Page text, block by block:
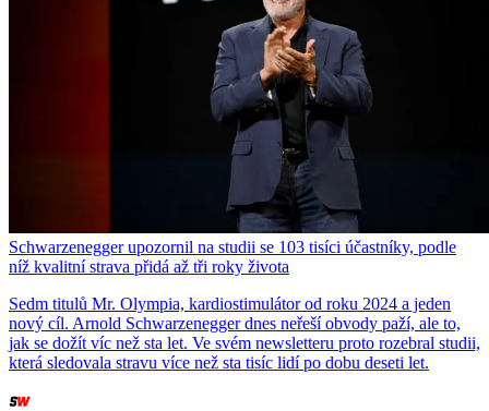
Schwarzenegger upozornil na studii se 103 tisíci účastníky, podle
níž kvalitní strava přidá až tři roky života
Sedm titulů Mr. Olympia, kardiostimulátor od roku 2024 a jeden
nový cíl. Arnold Schwarzenegger dnes neřeší obvody paží, ale to,
jak se dožít víc než sta let. Ve svém newsletteru proto rozebral studii,
která sledovala stravu více než sta tisíc lidí po dobu deseti let.